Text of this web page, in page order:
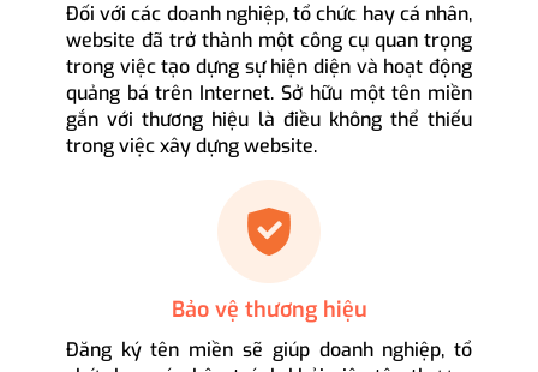
Đối với các doanh nghiệp, tổ chức hay cá nhân,
website đã trở thành một công cụ quan trọng
trong việc tạo dựng sự hiện diện và hoạt động
quảng bá trên Internet. Sở hữu một tên miền
gắn với thương hiệu là điều không thể thiếu
trong việc xây dựng website.
Bảo vệ thương hiệu
Đăng ký tên miền sẽ giúp doanh nghiệp, tổ